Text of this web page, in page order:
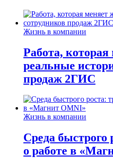
Жизнь в компании
Работа,
реальные
продаж 2ГИС
Жизнь в компании
Среда быстрого
о работе в